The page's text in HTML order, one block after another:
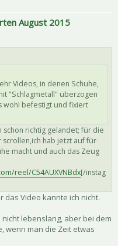
August 2015
Videos, in denen Schuhe,
"Schlagmetall" überzogen
wohl befestigt und fixiert
schon richtig gelandet; für die
hab jetzt auf für
macht und auch das Zeug
reel/C54AUXVNBdx[/instag
das Video kannte ich nicht.
lebenslang, aber bei dem
wenn man die Zeit etwas